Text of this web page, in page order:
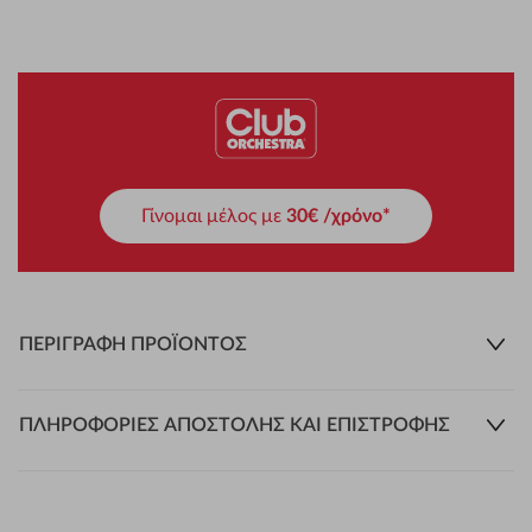
Γίνομαι μέλος με 30€ /χρόνο*
ΠΕΡΙΓΡΑΦΉ ΠΡΟΪΌΝΤΟΣ
ΠΛΗΡΟΦΟΡΊΕΣ ΑΠΟΣΤΟΛΉΣ ΚΑΙ ΕΠΙΣΤΡΟΦΉΣ